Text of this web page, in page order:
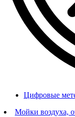
Цифровые
Мойки воздуха,